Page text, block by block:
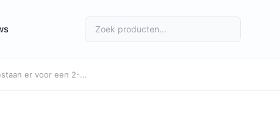
er voor een 2-...